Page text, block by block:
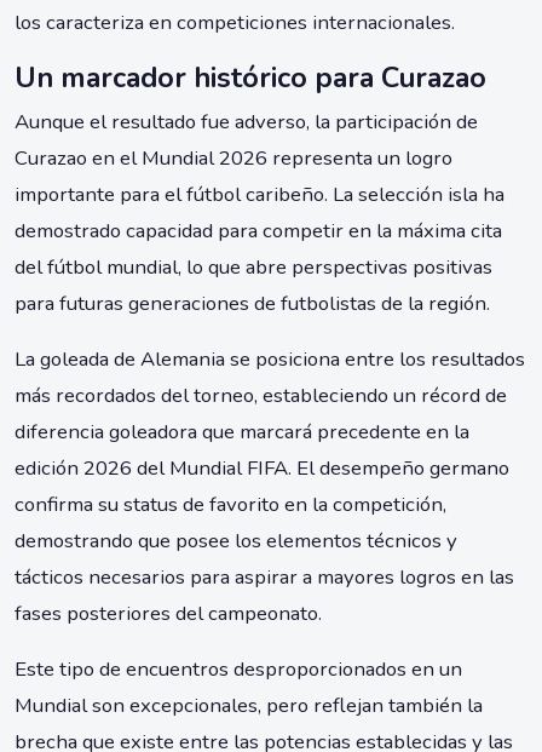
los caracteriza en competiciones internacionales.
Un marcador histórico para Curazao
Aunque el resultado fue adverso, la participación de
Curazao en el Mundial 2026 representa un logro
importante para el fútbol caribeño. La selección isla ha
demostrado capacidad para competir en la máxima cita
del fútbol mundial, lo que abre perspectivas positivas
para futuras generaciones de futbolistas de la región.
La goleada de Alemania se posiciona entre los resultados
más recordados del torneo, estableciendo un récord de
diferencia goleadora que marcará precedente en la
edición 2026 del Mundial FIFA. El desempeño germano
confirma su status de favorito en la competición,
demostrando que posee los elementos técnicos y
tácticos necesarios para aspirar a mayores logros en las
fases posteriores del campeonato.
Este tipo de encuentros desproporcionados en un
Mundial son excepcionales, pero reflejan también la
brecha que existe entre las potencias establecidas y las